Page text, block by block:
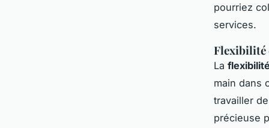
pourriez
services.
Flexibilité
La
main dans
travailler
précieuse